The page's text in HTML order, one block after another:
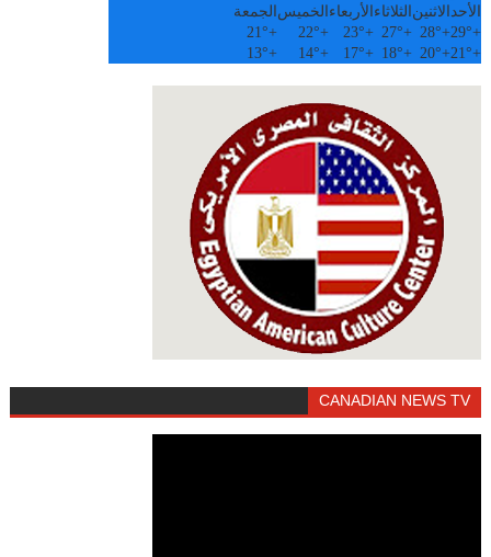
الأحدالاثنين الثلاثاء الأربعاء الخميس الجمعة
+
29°
+
28°
+
27°
+
23°
+
22°
+
21°
+
21°
+
20°
+
18°
+
17°
+
14°
+
13°
CANADIAN NEWS TV